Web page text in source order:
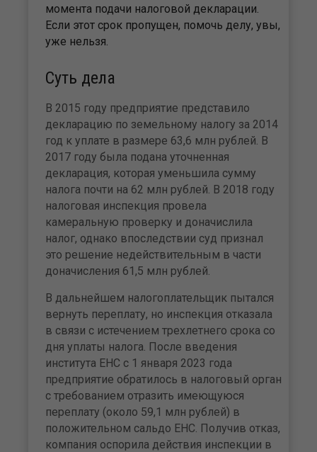
момента подачи налоговой декларации.
Если этот срок пропущен, помочь делу, увы,
уже нельзя.
Суть дела
В 2015 году предприятие представило
декларацию по земельному налогу за 2014
год к уплате в размере 63,6 млн рублей. В
2017 году была подана уточненная
декларация, которая уменьшила сумму
налога почти на 62 млн рублей. В 2018 году
налоговая инспекция провела
камеральную проверку и доначислила
налог, однако впоследствии суд признал
это решение недействительным в части
доначисления 61,5 млн рублей.
В дальнейшем налогоплательщик пытался
вернуть переплату, но инспекция отказала
в связи с истечением трехлетнего срока со
дня уплаты налога. После введения
института ЕНС с 1 января 2023 года
предприятие обратилось в налоговый орган
с требованием отразить имеющуюся
переплату (около 59,1 млн рублей) в
положительном сальдо ЕНС. Получив отказ,
компания оспорила действия инспекции в